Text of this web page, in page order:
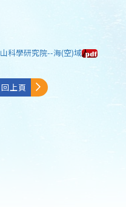
科學研究院--海(空)域
回上頁